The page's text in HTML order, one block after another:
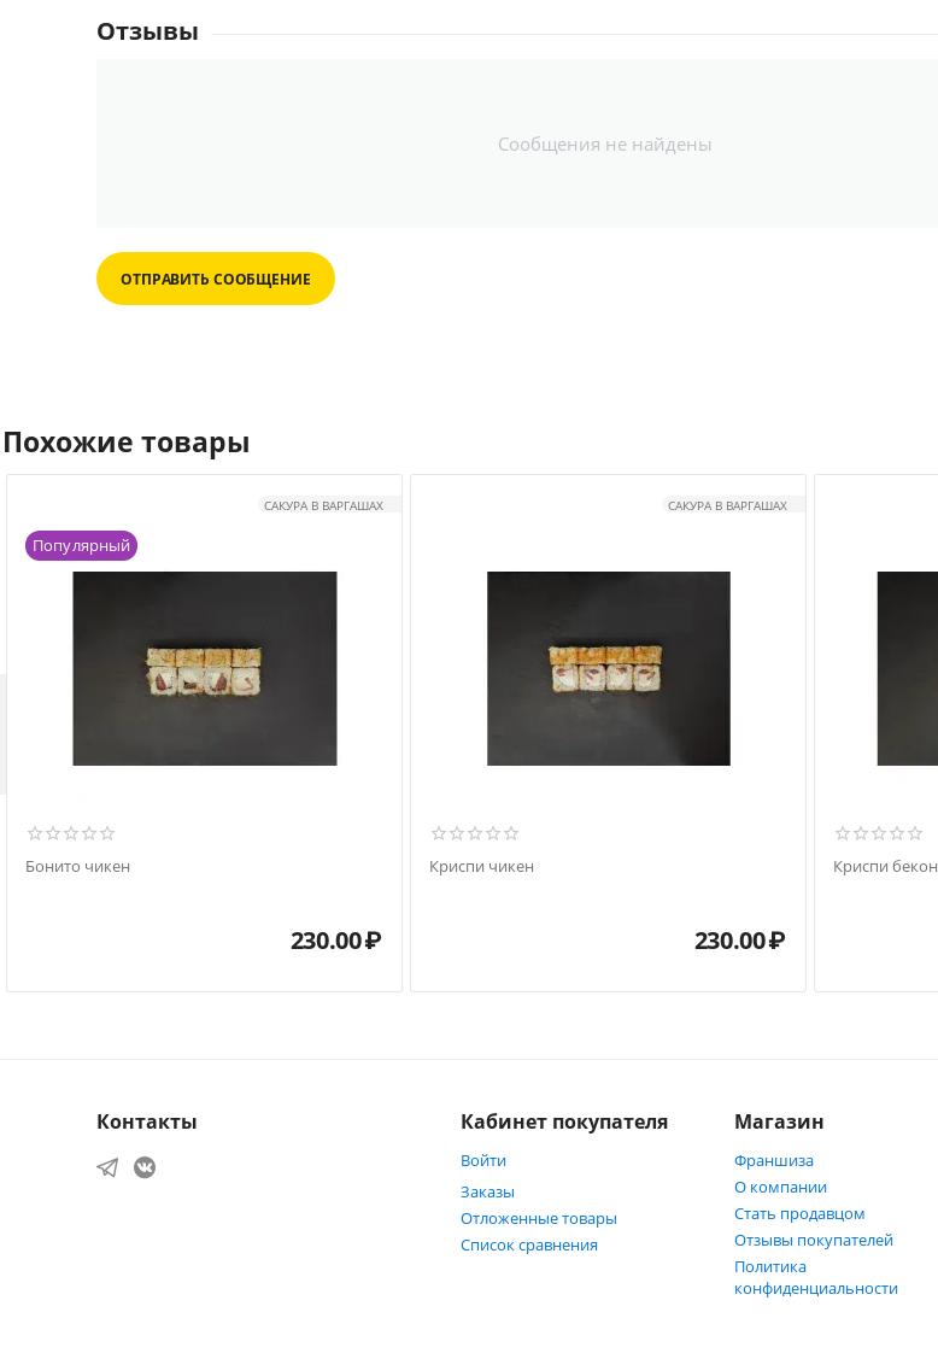
Отзывы
Сообщения не найдены
ОТПРАВИТЬ СООБЩЕНИЕ
Похожие товары
САКУРА В ВАРГАШАХ
Популярный
Бонито чикен
230.00₽
САКУРА В ВАРГАШАХ
Криспи чикен
230.00₽
Криспи бекон
Контакты Кабинет покупателя
Войти
Заказы
Отложенные товары
Список сравнения
Магазин
Франшиза
О компании
Стать продавцом
Отзывы покупателей
Политика
конфиденциальности